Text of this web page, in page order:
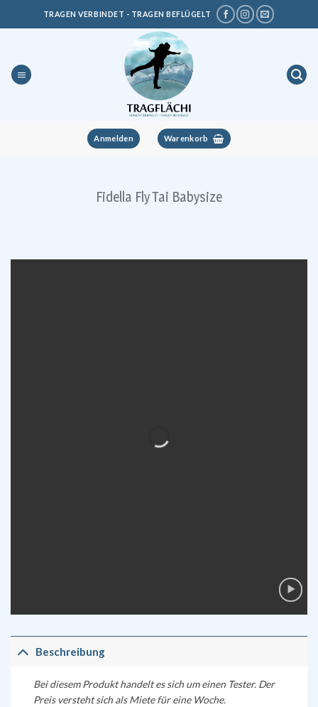
TRAGEN VERBINDET - TRAGEN BEFLÜGELT
Anmelden Warenkorb
Fidella Fly Tai Babysize
Beschreibung
Bei diesem Produkt handelt es sich um einen Tester. Der
Preis versteht sich als Miete für eine Woche.